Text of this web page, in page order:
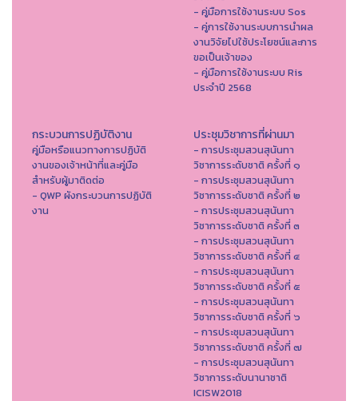
- คู่มือการใช้งานระบบ Sos
- คู่การใช้งานระบบการนำผล
งานวิจัยไปใช้ประโยชน์และการ
ขอเป็นเจ้าของ
- คู่มือการใช้งานระบบ Ris
ประจำปี 2568
กระบวนการปฏิบัติงาน
คู่มือหรือแนวทางการปฏิบัติ
งานของเจ้าหน้าที่และคู่มือ
สำหรับผู้มาติดต่อ
- QWP ผังกระบวนการปฏิบัติ
งาน
ประชุมวิชาการที่ผ่านมา
- การประชุมสวนสุนันทา
วิชาการระดับชาติ ครั้งที่ ๑
- การประชุมสวนสุนันทา
วิชาการระดับชาติ ครั้งที่ ๒
- การประชุมสวนสุนันทา
วิชาการระดับชาติ ครั้งที่ ๓
- การประชุมสวนสุนันทา
วิชาการระดับชาติ ครั้งที่ ๔
- การประชุมสวนสุนันทา
วิชาการระดับชาติ ครั้งที่ ๕
- การประชุมสวนสุนันทา
วิชาการระดับชาติ ครั้งที่ ๖
- การประชุมสวนสุนันทา
วิชาการระดับชาติ ครั้งที่ ๗
- การประชุมสวนสุนันทา
วิชาการระดับนานาชาติ
ICISW2018